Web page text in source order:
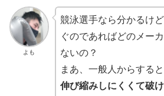
よも
競泳選手なら分かるけ
ぐのであればどのメー
ないの？
まあ、一般人からする
伸び縮みしにくくて破